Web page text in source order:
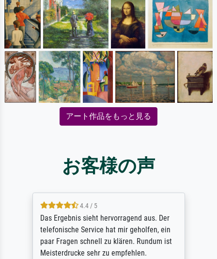
アート作品をもっと見る
お客様の声
4.4 / 5
Das Ergebnis sieht hervorragend aus. Der
telefonische Service hat mir geholfen, ein
paar Fragen schnell zu klären. Rundum ist
Meisterdrucke sehr zu empfehlen.